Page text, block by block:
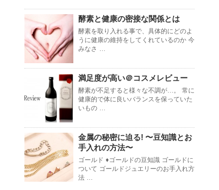
酵素と健康の密接な関係とは
酵素を取り入れる事で、具体的にどのよ
うに健康の維持をしてくれているのか 今
みなさ …
満足度が高い＠コスメレビュー
酵素が不足すると様々な不調が…。 常に
健康的で体に良いバランスを保っていた
いもの …
金属の秘密に迫る! 〜豆知識とお
手入れの方法〜
ゴールド ♦ゴールドの豆知識 ゴールドに
ついて ゴールドジュエリーのお手入れ方
法 …